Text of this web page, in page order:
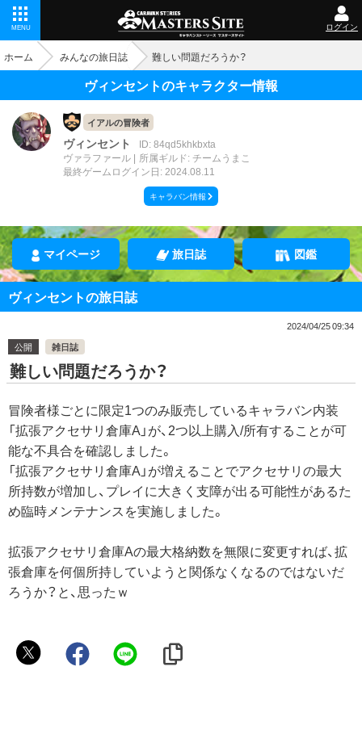
MENU ログイン
ホーム みんなの旅日誌 難しい問題だろうか？
ヴィンセントのキャラクター情報
イアルの冒険者
ヴィンセント
ID: 84qd5khkbxta
ヴァラファール
所属ギルド: チームうまこ
最終ゲームログイン日: 2024.08.11
キャラバン情報
マイページ 旅日誌 図鑑
ヴィンセントの旅日誌
2024/04/25 09:34
公開
雑日誌
難しい問題だろうか？
冒険者様ごとに限定1つのみ販売しているキャラバン内装
「拡張アクセサリ倉庫A」が、2つ以上購入/所有することが可
能な不具合を確認しました。
「拡張アクセサリ倉庫A」が増えることでアクセサリの最大
所持数が増加し、プレイに大きく支障が出る可能性があるた
め臨時メンテナンスを実施しました。
拡張アクセサリ倉庫Aの最大格納数を無限に変更すれば、拡
張倉庫を何個所持していようと関係なくなるのではないだ
ろうか？と、思ったｗ
ヴ